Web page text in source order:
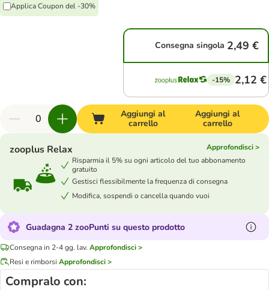
Applica Coupon del -30%
Consegna singola 2,49 €
-15% 2,12 €
Aggiungi al
carrello
Aggiungi al
carrello
zooplus Relax
Approfondisci >
Risparmia il 5% su ogni articolo del tuo abbonamento
gratuito
Gestisci flessibilmente la frequenza di consegna
Modifica, sospendi o cancella quando vuoi
Guadagna 2 zooPunti su questo prodotto
Consegna in 2-4 gg. lav. Approfondisci >
Resi e rimborsi Approfondisci >
Compralo con: